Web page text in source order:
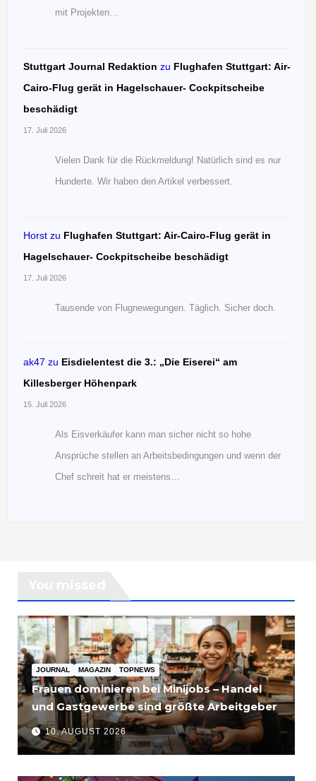
mit Projekten…
Stuttgart Journal Redaktion zu Flughafen Stuttgart: Air-
Cairo-Flug gerät in Hagelschauer- Cockpitscheibe
beschädigt
17. Juli 2026
Vielen Dank für die Rückmeldung! Natürlich sind es nur
Hunderte. Wir haben den Artikel verbessert.
Horst zu Flughafen Stuttgart: Air-Cairo-Flug gerät in
Hagelschauer- Cockpitscheibe beschädigt
17. Juli 2026
Tausende von Flugnewegungen. Täglich. Sicher doch.
ak47 zu Eisdielentest die 3.: „Die Eiserei“ am
Killesberger Höhenpark
15. Juli 2026
Als Eisverkäufer kann man sicher nicht so hohe
Ansprüche stellen an Arbeitsbedingungen und wenn der
Chef schreit hat er meistens…
JOURNAL MAGAZIN TOPNEWS
Frauen dominieren bei Minijobs – Handel
und Gastgewerbe sind größte Arbeitgeber
10. AUGUST 2026